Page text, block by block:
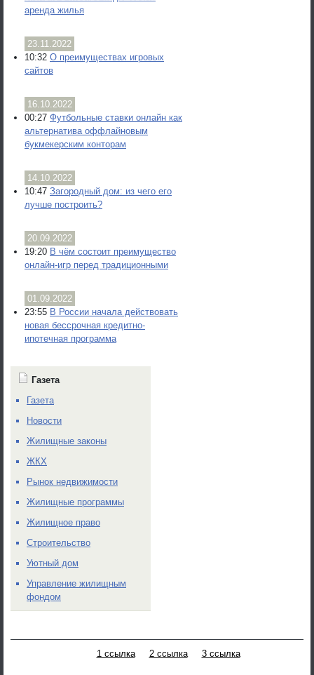
аренда жилья
23.11.2022
10:32 О преимуществах игровых
сайтов
16.10.2022
00:27 Футбольные ставки онлайн как
альтернатива оффлайновым
букмекерским конторам
14.10.2022
10:47 Загородный дом: из чего его
лучше построить?
20.09.2022
19:20 В чём состоит преимущество
онлайн-игр перед традиционными
01.09.2022
23:55 В России начала действовать
новая бессрочная кредитно-
ипотечная программа
Газета
Газета
Новости
Жилищные законы
ЖКХ
Рынок недвижимости
Жилищные программы
Жилищное право
Строительство
Уютный дом
Управление жилищным
фондом
1 ссылка 2 ссылка 3 ссылка